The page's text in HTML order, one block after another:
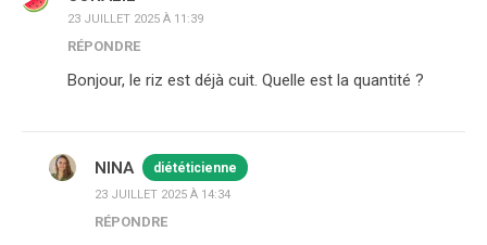
23 JUILLET 2025 À 11:39
RÉPONDRE
Bonjour, le riz est déjà cuit. Quelle est la quantité ?
NINA diététicienne
23 JUILLET 2025 À 14:34
RÉPONDRE